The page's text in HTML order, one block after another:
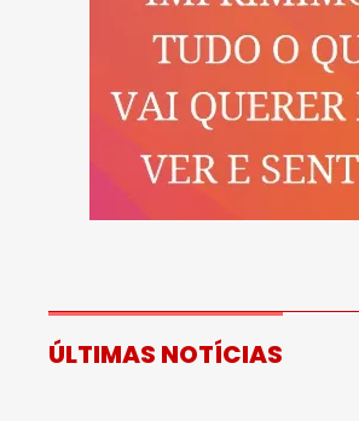
ÚLTIMAS NOTÍCIAS